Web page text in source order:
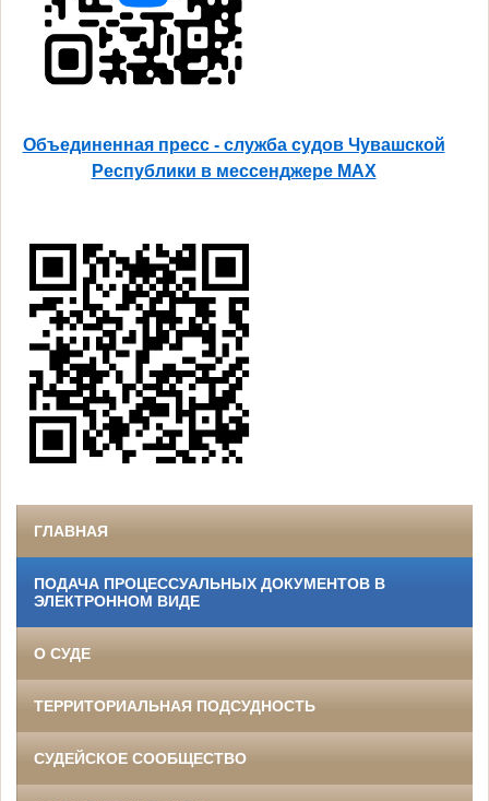
Объединенная пресс - служба судов Чувашской
Республики в мессенджере MAX
ГЛАВНАЯ
ПОДАЧА ПРОЦЕССУАЛЬНЫХ ДОКУМЕНТОВ В
ЭЛЕКТРОННОМ ВИДЕ
О СУДЕ
ТЕРРИТОРИАЛЬНАЯ ПОДСУДНОСТЬ
СУДЕЙСКОЕ СООБЩЕСТВО